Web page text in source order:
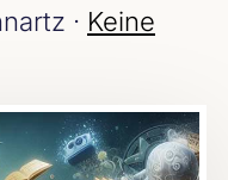
· Keine